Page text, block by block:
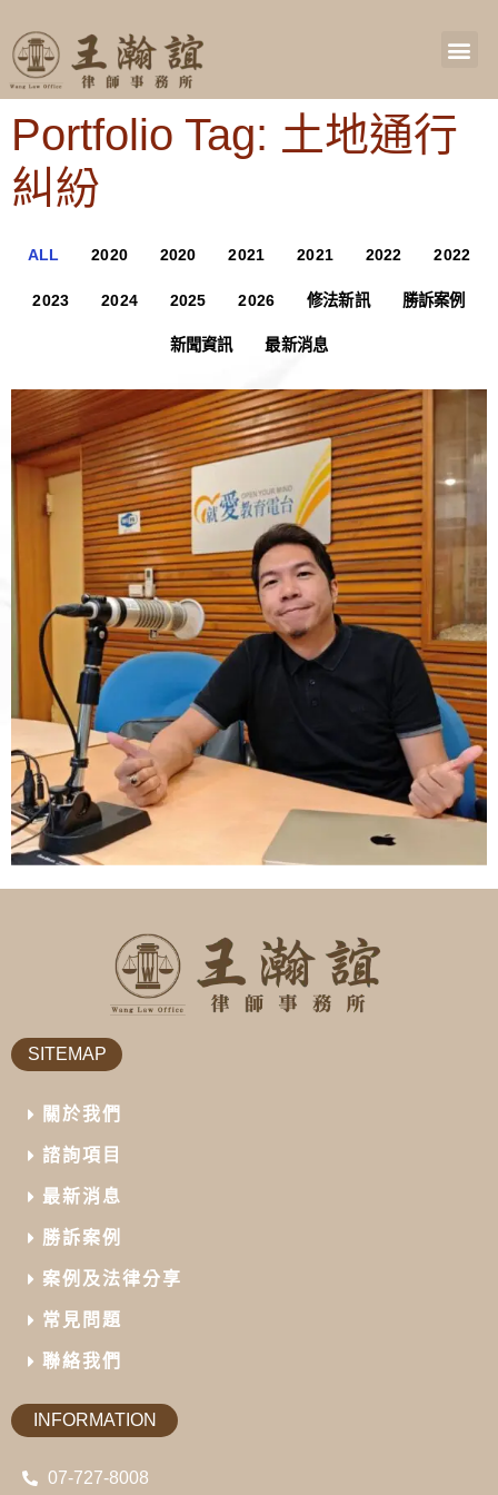
Portfolio Tag: 土地通行
糾紛
ALL 2020 2020 2021 2021 2022 2022
2023 2024 2025 2026 修法新訊 勝訴案例
新聞資訊 最新消息
SITEMAP
關於我們
諮詢項目
最新消息
勝訴案例
案例及法律分享
常見問題
聯絡我們
INFORMATION
07-727-8008